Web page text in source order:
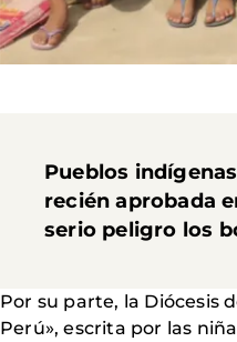
Pueblos
recién aprobada
serio peligro los
Por su parte, la Diócesis
Perú», escrita por las